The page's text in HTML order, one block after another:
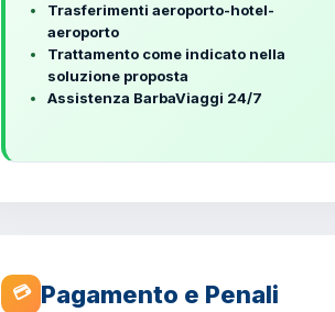
Trasferimenti aeroporto-hotel-
aeroporto
Trattamento come indicato nella
soluzione proposta
Assistenza BarbaViaggi 24/7
💳 Pagamento e Penali